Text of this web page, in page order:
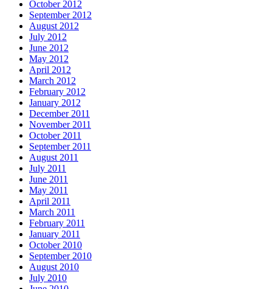
October 2012
September 2012
August 2012
July 2012
June 2012
May 2012
April 2012
March 2012
February 2012
January 2012
December 2011
November 2011
October 2011
September 2011
August 2011
July 2011
June 2011
May 2011
April 2011
March 2011
February 2011
January 2011
October 2010
September 2010
August 2010
July 2010